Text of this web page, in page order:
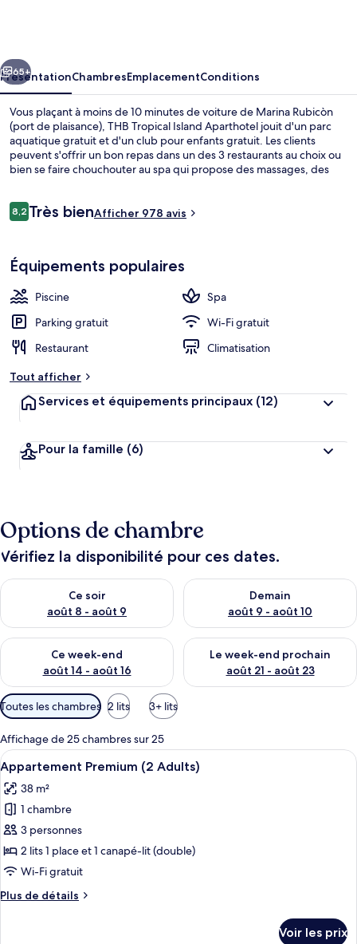
Suivant
65+
PrésentationChambresEmplacementConditions
Vous plaçant à moins de 10 minutes de voiture de Marina Rubicòn
(port de plaisance), THB Tropical Island Aparthotel jouit d'un parc
aquatique gratuit et d'un club pour enfants gratuit. Les clients
peuvent s'offrir un bon repas dans un des 3 restaurants au choix ou
bien se faire chouchouter au spa qui propose des massages, des
d'agréables petits plus dans votre chambre, tels qu'un réfrigérateur
Avis
voyageurs
8,28,2 sur 10
Très bienAfficher 978 avis
Équipements populaires
Piscine
Spa
Parking gratuit
Wi-Fi gratuit
Restaurant
Climatisation
Tout afficher
Services et équipements principaux (12)
Pour la famille (6)
Options de chambre
Vérifiez la disponibilité pour ces dates.
Ce soir
août 8 - août 9
Vérifier la disponibilité pour ce soir août 8 - août 9
Demain
août 9 - août 10
Vérifier la disponibilité pour
Ce week-end
août 14 - août 16
Vérifier la disponibilité pour ce week-end août 14 - août 16
Le week-end prochain
août 21 - août 23
Vérifier la disponibilité pour
Filtres
disponibles
pour
les
chambres
Toutes les chambres 2 lits 3+ lits
Affichage de 25 chambres sur 25
Afficher
toutes
les
photos
pour
ce
type
chambre :
Coffres-forts dans les chambres, lits
6
Appartement Premium (2 Adults)
38 m²
1 chambre
3 personnes
2 lits 1 place et 1 canapé-lit (double)
Wi-Fi gratuit
Plus de détails
Plus
Voir les prix